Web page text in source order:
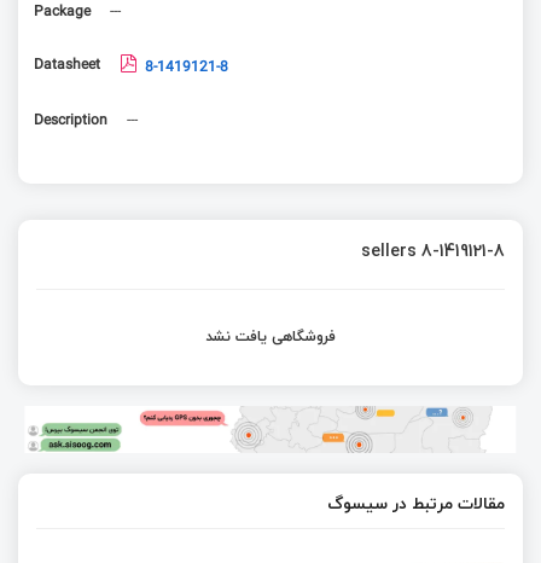
Package ---
Datasheet 8-1419121-8
Description ---
sellers 8-1419121-8
فروشگاهی یافت نشد
مقالات مرتبط در سیسوگ